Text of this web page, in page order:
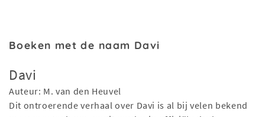
Boeken met de naam Davi
Davi
Auteur: M. van den Heuvel
Dit ontroerende verhaal over Davi is al bij velen bekend